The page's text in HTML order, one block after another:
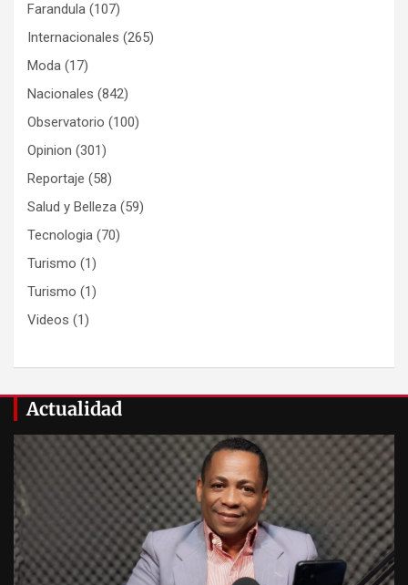
Farandula (107)
Internacionales (265)
Moda (17)
Nacionales (842)
Observatorio (100)
Opinion (301)
Reportaje (58)
Salud y Belleza (59)
Tecnologia (70)
Turismo (1)
Turismo (1)
Videos (1)
Actualidad